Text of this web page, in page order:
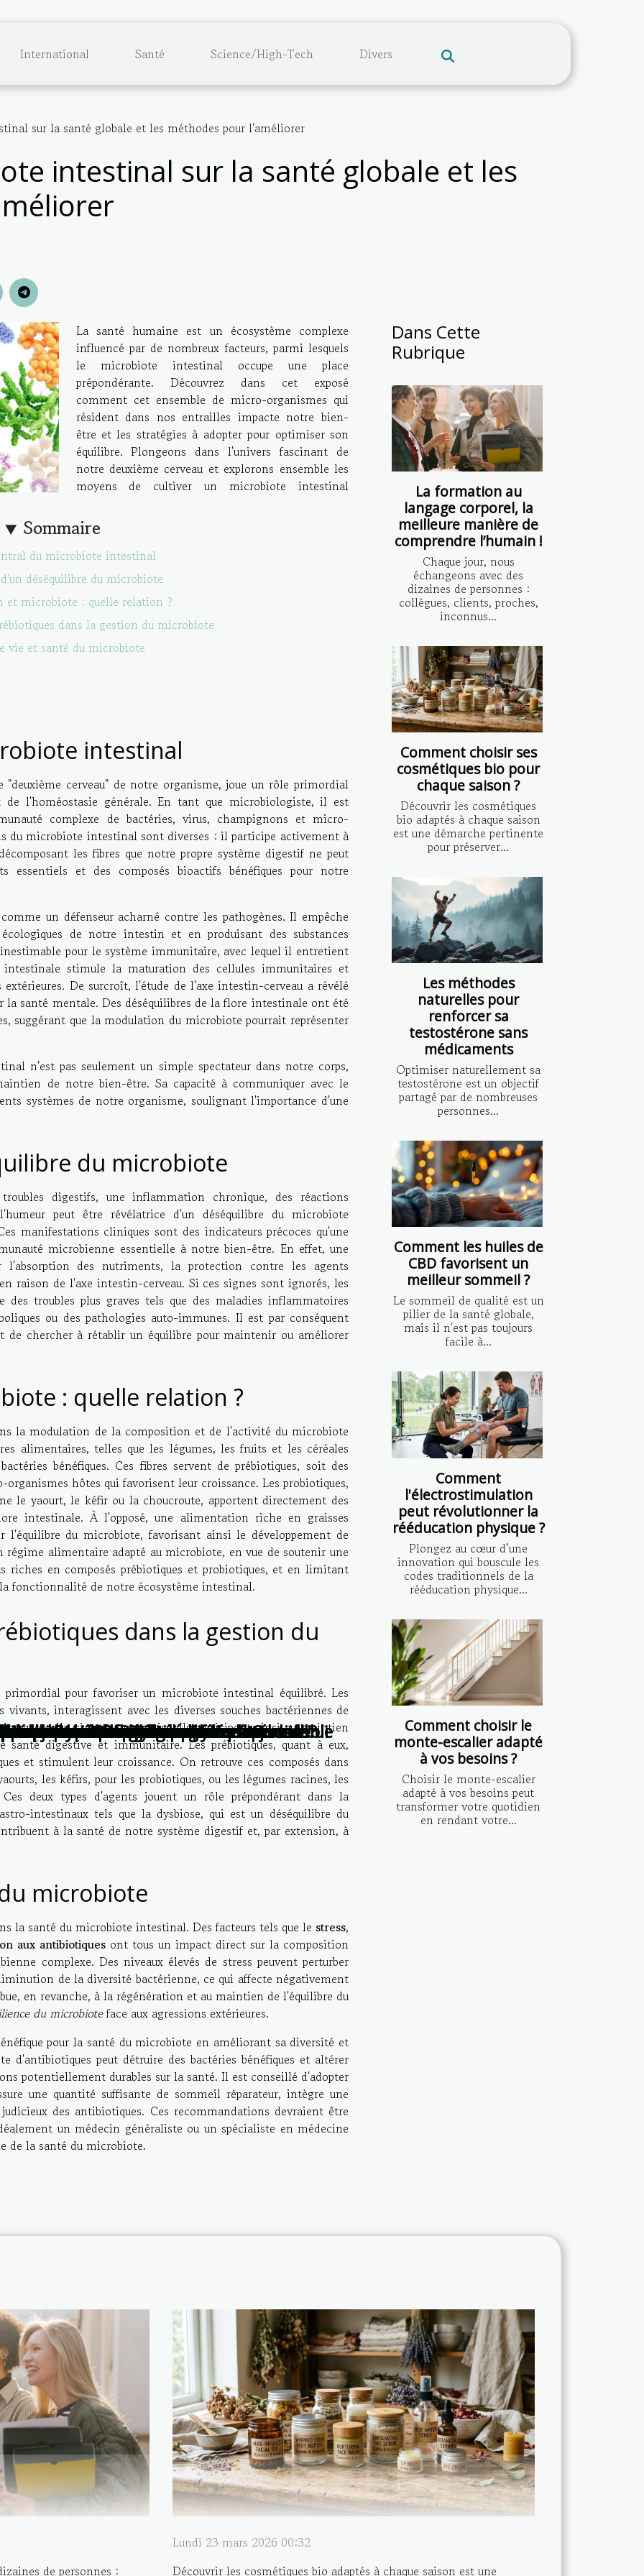
International Santé Science/High-Tech Divers
sur la santé globale et les méthodes pour l'améliorer
intestinal sur la santé globale et les
Sommaire
du microbiote intestinal
déséquilibre du microbiote
microbiote : quelle relation ?
dans la gestion du microbiote
vie et santé du microbiote
La santé humaine est un écosystème complexe
influencé par de nombreux facteurs, parmi lesquels
le microbiote intestinal occupe une place
prépondérante. Découvrez dans cet exposé
comment cet ensemble de micro-organismes qui
résident dans nos entrailles impacte notre bien-
être et les stratégies à adopter pour optimiser son
équilibre. Plongeons dans l'univers fascinant de
notre deuxième cerveau et explorons ensemble les
moyens de cultiver un microbiote intestinal
intestinal
cerveau" de notre organisme, joue un rôle primordial
l'homéostasie générale. En tant que microbiologiste, il est
complexe de bactéries, virus, champignons et micro-
du microbiote intestinal sont diverses : il participe activement à
les fibres que notre propre système digestif ne peut
et des composés bioactifs bénéfiques pour notre
un défenseur acharné contre les pathogènes. Il empêche
de notre intestin et en produisant des substances
pour le système immunitaire, avec lequel il entretient
stimule la maturation des cellules immunitaires et
De surcroît, l'étude de l'axe intestin-cerveau a révélé
santé mentale. Des déséquilibres de la flore intestinale ont été
suggérant que la modulation du microbiote pourrait représenter
n'est pas seulement un simple spectateur dans notre corps,
de notre bien-être. Sa capacité à communiquer avec le
systèmes de notre organisme, soulignant l'importance d'une
du microbiote
digestifs, une inflammation chronique, des réactions
peut être révélatrice d'un déséquilibre du microbiote
manifestations cliniques sont des indicateurs précoces qu'une
microbienne essentielle à notre bien-être. En effet, une
l'absorption des nutriments, la protection contre les agents
raison de l'axe intestin-cerveau. Si ces signes sont ignorés, les
des troubles plus graves tels que des maladies inflammatoires
ou des pathologies auto-immunes. Il est par conséquent
de chercher à rétablir un équilibre pour maintenir ou améliorer
: quelle relation ?
la modulation de la composition et de l'activité du microbiote
alimentaires, telles que les légumes, les fruits et les céréales
bénéfiques. Ces fibres servent de prébiotiques, soit des
hôtes qui favorisent leur croissance. Les probiotiques,
le yaourt, le kéfir ou la choucroute, apportent directement des
intestinale. À l'opposé, une alimentation riche en graisses
l'équilibre du microbiote, favorisant ainsi le développement de
alimentaire adapté au microbiote, en vue de soutenir une
en composés prébiotiques et probiotiques, et en limitant
fonctionnalité de notre écosystème intestinal.
dans la gestion du
pour favoriser un microbiote intestinal équilibré. Les
interagissent avec les diverses souches bactériennes de
celle-ci est compromise. Ils participent ainsi au maintien
digestive et immunitaire. Les prébiotiques, quant à eux,
et stimulent leur croissance. On retrouve ces composés dans
les kéfirs, pour les probiotiques, ou les légumes racines, les
deux types d'agents jouent un rôle prépondérant dans la
intestinaux tels que la dysbiose, qui est un déséquilibre du
à la santé de notre système digestif et, par extension, à
microbiote
la santé du microbiote intestinal. Des facteurs tels que le stress,
aux antibiotiques ont tous un impact direct sur la composition
complexe. Des niveaux élevés de stress peuvent perturber
de la diversité bactérienne, ce qui affecte négativement
en revanche, à la régénération et au maintien de l'équilibre du
du microbioteface aux agressions extérieures.
pour la santé du microbiote en améliorant sa diversité et
d'antibiotiques peut détruire des bactéries bénéfiques et altérer
potentiellement durables sur la santé. Il est conseillé d'adopter
une quantité suffisante de sommeil réparateur, intègre une
des antibiotiques. Ces recommandations devraient être
un médecin généraliste ou un spécialiste en médecine
de la santé du microbiote.
Dans Cette
Rubrique
La formation au
langage corporel, la
meilleure manière de
comprendre l’humain !
Chaque jour, nous
échangeons avec des
dizaines de personnes :
collègues, clients, proches,
inconnus...
Comment choisir ses
cosmétiques bio pour
chaque saison ?
Découvrir les cosmétiques
bio adaptés à chaque saison
est une démarche pertinente
pour préserver...
Les méthodes
naturelles pour
renforcer sa
testostérone sans
médicaments
Optimiser naturellement sa
testostérone est un objectif
partagé par de nombreuses
personnes...
Comment les huiles de
CBD favorisent un
meilleur sommeil ?
Le sommeil de qualité est un
pilier de la santé globale,
mais il n'est pas toujours
facile à...
Comment
l'électrostimulation
peut révolutionner la
rééducation physique ?
Plongez au cœur d’une
innovation qui bouscule les
codes traditionnels de la
rééducation physique...
Comment choisir le
monte-escalier adapté
à vos besoins ?
Choisir le monte-escalier
adapté à vos besoins peut
transformer votre quotidien
en rendant votre...
manière de comprendre l’humain !
de personnes :
chaque saison ?
Lundi 23 mars 2026 00:32
Découvrir les cosmétiques bio adaptés à chaque saison est une
testostérone sans médicaments
meilleur sommeil ?
la rééducation physique ?
à vos besoins ?
les métiers de la santé
pour votre routine sportive ?
selon votre style de vie
comment l'améliorer
jeunes enfants
pour la santé cardiaque
innovantes pour un bien-être durable
type de voyage
pour une meilleure santé vertébrale
pouvez commencer à faire aujourd'hui
devenir magnétiseur
et la vitalité
le bien-être personnel et relationnel
avec une femme cougar
au Covid19